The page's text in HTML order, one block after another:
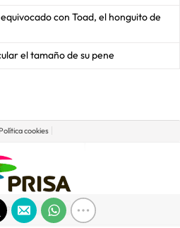
con Toad, el honguito de
el tamaño de su pene
Política cookies